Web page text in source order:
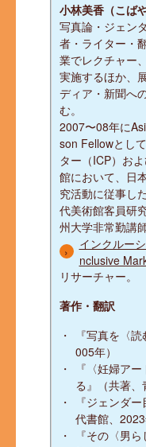
小林美香（こば
写真論・ジェン
者・ライター・
業でレクチャー
実施するほか、
ディア・新聞へ
む。
2007〜08年に
son Fellowとし
ター（ICP）お
館において、日
究活動に従事し
代美術館客員研
州大学非常勤講
インクルー
nclusive
リサーチャー。
著作・翻訳
『写真を〈
005年）
『〈妊婦ア
る』（共著、
『ジェンダ
代書館、2023
『その〈男